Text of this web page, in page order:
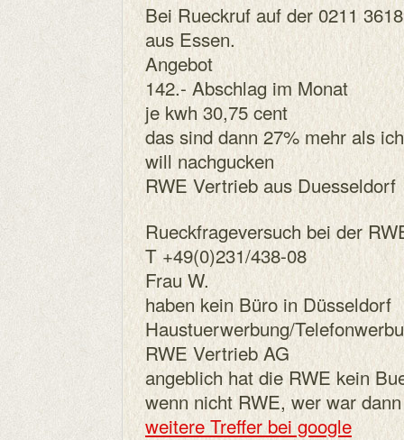
Bei Rueckruf auf der 0211
aus Essen.
Angebot
142.- Abschlag im Monat
je kwh 30,75 cent
das sind dann 27% mehr als
will nachgucken
RWE Vertrieb aus Duesseldorf
Rueckfrageversuch bei der
T +49(0)231/438-08
Frau W.
haben kein Büro in Düsseldorf
Haustuerwerbung/
RWE Vertrieb AG
angeblich hat die RWE kein
wenn nicht RWE, wer war
weitere Treffer bei google